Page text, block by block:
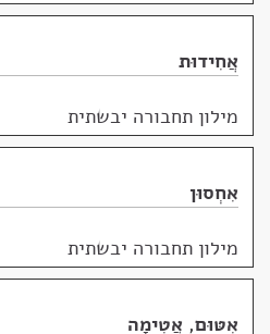
אֲחִידוּת
מילון תחבורה יבשתית
אִחְסוּן
מילון תחבורה יבשתית
אִטּוּם, אֲטִימָה